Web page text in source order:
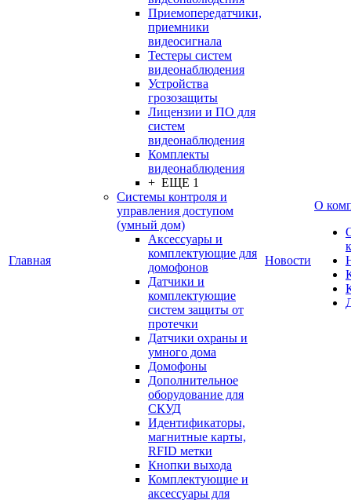
Главная
Приемопередатчики,
приемники
видеосигнала
Тестеры систем
видеонаблюдения
Устройства
грозозащиты
Лицензии и ПО для
систем
видеонаблюдения
Комплекты
видеонаблюдения
+ ЕЩЕ 1
Системы контроля и
управления доступом
(умный дом)
Аксессуары и
комплектующие для
домофонов
Датчики и
комплектующие
систем защиты от
протечки
Датчики охраны и
умного дома
Домофоны
Дополнительное
оборудование для
СКУД
Идентификаторы,
магнитные карты,
RFID метки
Кнопки выхода
Комплектующие и
аксессуары для
Новости
О